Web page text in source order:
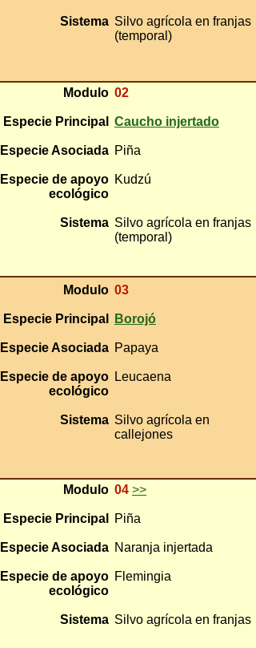
Sistema Silvo agrícola en franjas
(temporal)
Modulo
Especie Principal
Especie Asociada
Especie de apoyo
ecológico
Sistema
02
Caucho injertado
Piña
Kudzú
Silvo agrícola en franjas
(temporal)
Modulo
Especie Principal
Especie Asociada
Especie de apoyo
ecológico
Sistema
03
Borojó
Papaya
Leucaena
Silvo agrícola en
callejones
Modulo
Especie Principal
Especie Asociada
Especie de apoyo
ecológico
Sistema
04 >>
Piña
Naranja injertada
Flemingia
Silvo agrícola en franjas